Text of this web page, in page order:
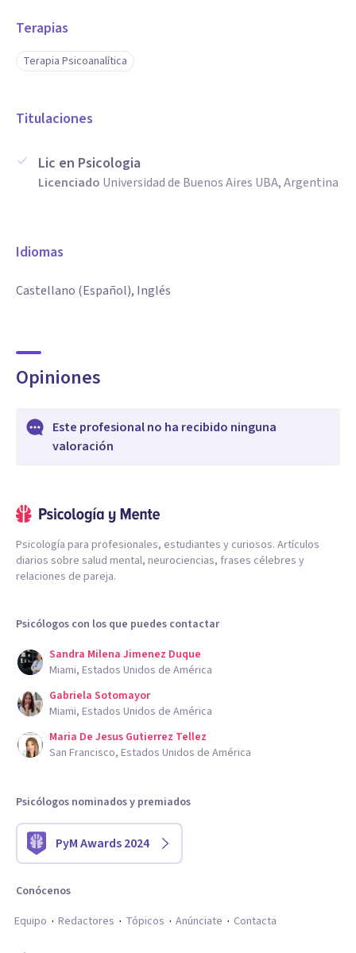
Terapias
Terapia Psicoanalítica
Titulaciones
Lic en Psicologia
Licenciado Universidad de Buenos Aires UBA, Argentina
Idiomas
Castellano (Español), Inglés
Opiniones
Este profesional no ha recibido ninguna
valoración
Psicología para profesionales, estudiantes y curiosos. Artículos
diarios sobre salud mental, neurociencias, frases célebres y
relaciones de pareja.
Psicólogos con los que puedes contactar
Sandra Milena Jimenez Duque
Miami, Estados Unidos de América
Gabriela Sotomayor
Miami, Estados Unidos de América
Maria De Jesus Gutierrez Tellez
San Francisco, Estados Unidos de América
Psicólogos nominados y premiados
PyM Awards 2024
Conócenos
Equipo
Redactores Tópicos Anúnciate Contacta